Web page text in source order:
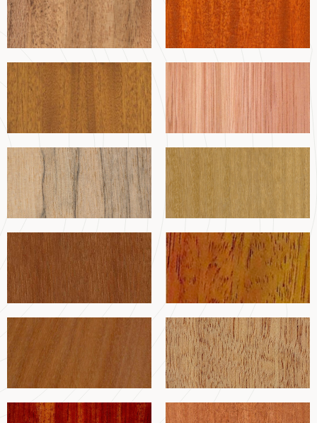
Dabema Dark Red Meranti
Dibetou
Frake Iroko
Keruing Lotofa
Movingui￼